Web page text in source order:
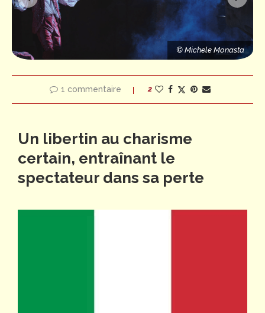
© Michele Monasta
© Michele Monasta
1 commentaire 2
Un libertin au charisme
certain, entraînant le
spectateur dans sa perte